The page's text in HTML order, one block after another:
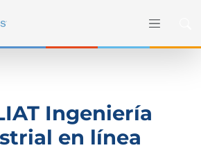
Ingeniería
en línea